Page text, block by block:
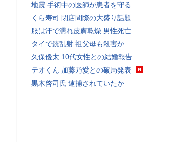
地震 手術中の医師が患者を守る
くら寿司 閉店間際の大盛り話題
服は汗で濡れ皮膚乾燥 男性死亡
タイで銃乱射 祖父母も殺害か
久保優太 10代女性との結婚報告
テオくん 加藤乃愛との破局発表
黒木啓司氏 逮捕されていたか